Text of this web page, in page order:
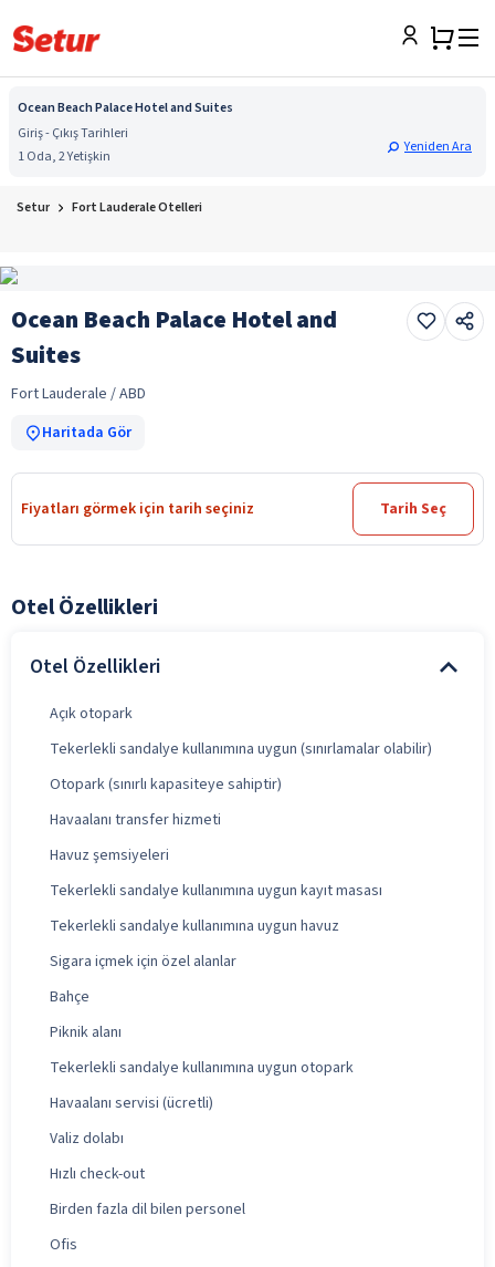
Ocean Beach Palace Hotel and Suites
Giriş - Çıkış Tarihleri
1 Oda, 2 Yetişkin
Yeniden Ara
Setur Fort Lauderale Otelleri
Ocean Beach Palace Hotel and
Suites
Fort Lauderale / ABD
Haritada Gör
Fiyatları görmek için tarih seçiniz Tarih Seç
Otel Özellikleri
Otel Özellikleri
Açık otopark
Tekerlekli sandalye kullanımına uygun (sınırlamalar olabilir)
Otopark (sınırlı kapasiteye sahiptir)
Havaalanı transfer hizmeti
Havuz şemsiyeleri
Tekerlekli sandalye kullanımına uygun kayıt masası
Tekerlekli sandalye kullanımına uygun havuz
Sigara içmek için özel alanlar
Bahçe
Piknik alanı
Tekerlekli sandalye kullanımına uygun otopark
Havaalanı servisi (ücretli)
Valiz dolabı
Hızlı check-out
Birden fazla dil bilen personel
Ofis